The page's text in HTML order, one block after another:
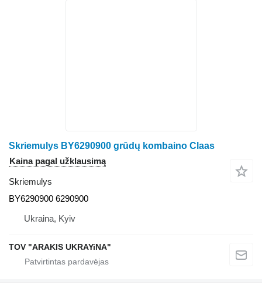
Skriemulys BY6290900 grūdų kombaino Claas
Kaina pagal užklausimą
Skriemulys
BY6290900 6290900
Ukraina, Kyiv
TOV "ARAKIS UKRAYiNA"